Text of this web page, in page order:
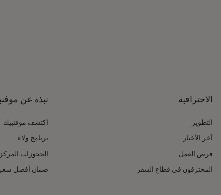
نبذة عن
اكتشف موفنبيك
برنامج ولاء
الحجوزات
ضمان أفضل
الاحترافية
التطوير
آخر الأخبار
فرص العمل
المحترفون في قطاع السفر